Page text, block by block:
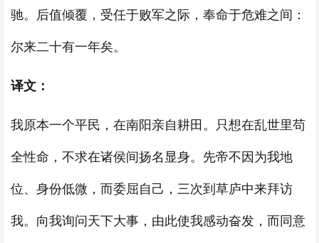
驰。后值倾覆，受任于败军之际，奉命于危难之间：
尔来二十有一年矣。
译文：
我原本一个平民，在南阳亲自耕田。只想在乱世里苟
全性命，不求在诸侯间扬名显身。先帝不因为我地
位、身份低微，而委屈自己，三次到草庐中来拜访
我。向我询问天下大事，由此使我感动奋发，而同意